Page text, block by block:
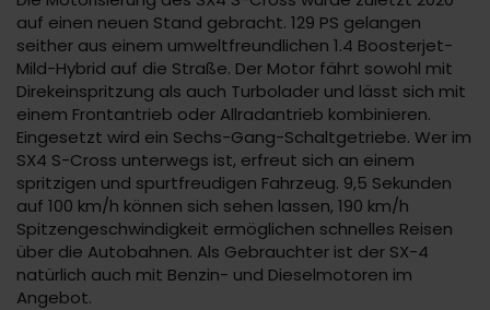
auf einen neuen Stand gebracht. 129 PS gelangen
seither aus einem umweltfreundlichen 1.4 Boosterjet-
Mild-Hybrid auf die Straße. Der Motor fährt sowohl mit
Direkeinspritzung als auch Turbolader und lässt sich mit
einem Frontantrieb oder Allradantrieb kombinieren.
Eingesetzt wird ein Sechs-Gang-Schaltgetriebe. Wer im
SX4 S-Cross unterwegs ist, erfreut sich an einem
spritzigen und spurtfreudigen Fahrzeug. 9,5 Sekunden
auf 100 km/h können sich sehen lassen, 190 km/h
Spitzengeschwindigkeit ermöglichen schnelles Reisen
über die Autobahnen. Als Gebrauchter ist der SX-4
natürlich auch mit Benzin- und Dieselmotoren im
Angebot.